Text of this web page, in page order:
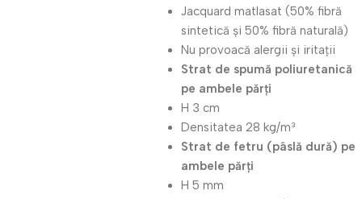
Jacquard matlasat (50% fibră
sintetică și 50% fibră naturală)
Nu provoacă alergii și iritații
Strat de spumă poliuretanică
pe ambele părți
H 3 cm
Densitatea 28 kg/m³
Strat de fetru (pâslă dură) pe
ambele părți
H 5 mm